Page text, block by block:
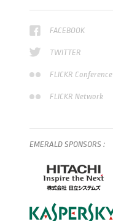
FACEBOOK
TWITTER
FLICKR Conference
FLICKR Network
EMERALD SPONSORS :